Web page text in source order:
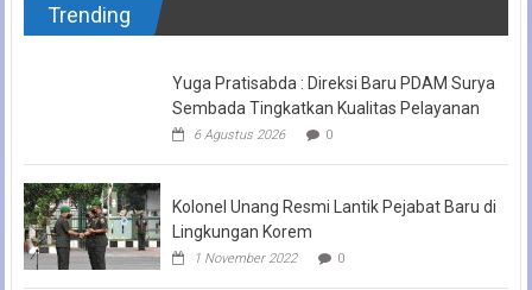
Trending
Yuga Pratisabda : Direksi Baru PDAM Surya
Sembada Tingkatkan Kualitas Pelayanan
6 Agustus 2026 0
Kolonel Unang Resmi Lantik Pejabat Baru di
Lingkungan Korem
1 November 2022 0